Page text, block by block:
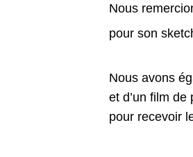
Nous
pour son
Nous avons
et d’un film de
pour recevoir